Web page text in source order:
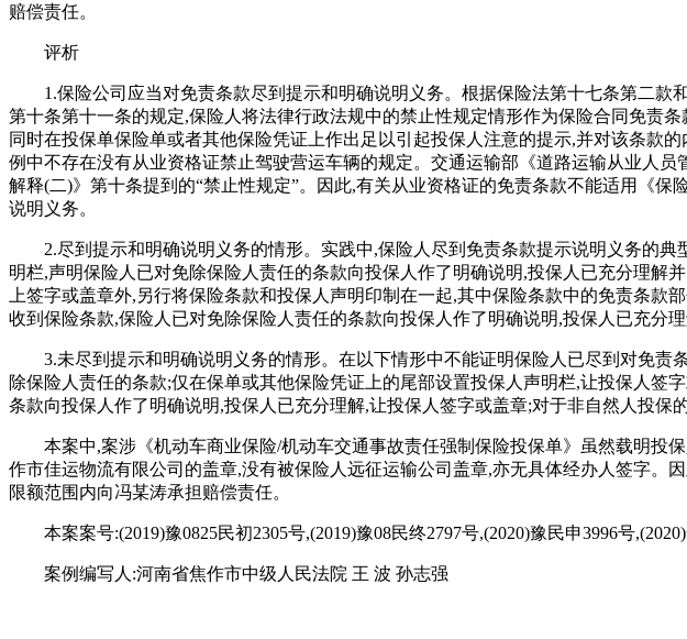
赔偿责任。
评析
1.保险公司应当对免责条款尽到提示和明确说明义务。根据保险法第十七条第二
第十条第十一条的规定,保险人将法律行政法规中的禁止性规定情形作为保险合同免责
同时在投保单保险单或者其他保险凭证上作出足以引起投保人注意的提示,并对该条款
例中不存在没有从业资格证禁止驾驶营运车辆的规定。交通运输部《道路运输从业人
解释(二)》第十条提到的“禁止性规定”。因此,有关从业资格证的免责条款不能适用《
说明义务。
2.尽到提示和明确说明义务的情形。实践中,保险人尽到免责条款提示说明义务的
明栏,声明保险人已对免除保险人责任的条款向投保人作了明确说明,投保人已充分理
上签字或盖章外,另行将保险条款和投保人声明印制在一起,其中保险条款中的免责条
收到保险条款,保险人已对免除保险人责任的条款向投保人作了明确说明,投保人已充分理
3.未尽到提示和明确说明义务的情形。在以下情形中不能证明保险人已尽到对免
除保险人责任的条款;仅在保单或其他保险凭证上的尾部设置投保人声明栏,让投保人
条款向投保人作了明确说明,投保人已充分理解,让投保人签字或盖章;对于非自然人投保
本案中,案涉《机动车商业保险/机动车交通事故责任强制保险投保单》虽然载明投
作市佳运物流有限公司的盖章,没有被保险人远征运输公司盖章,亦无具体经办人签字
限额范围内向冯某涛承担赔偿责任。
本案案号:(2019)豫0825民初2305号,(2019)豫08民终2797号,(2020)豫民申3996号
案例编写人:河南省焦作市中级人民法院 王 波 孙志强